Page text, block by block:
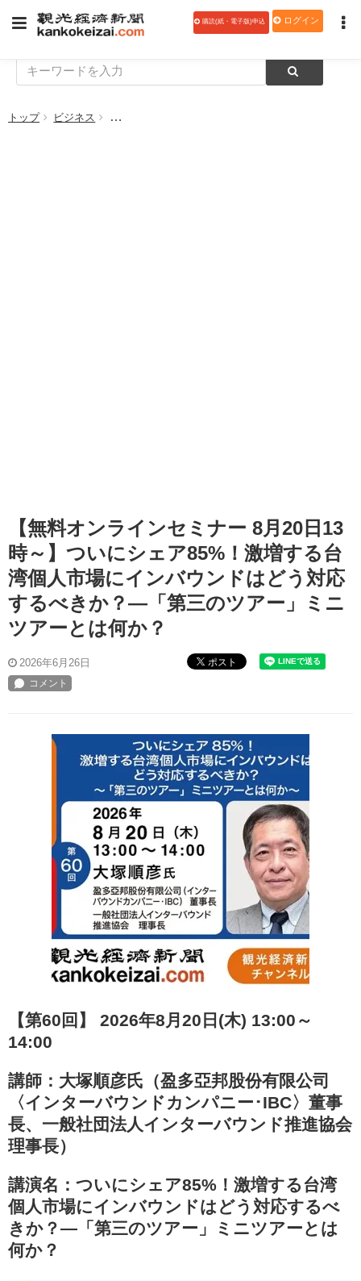
購読(紙・電子版)申込 ログイン
トップ ビジネス 【無料オンラインセミナー 8月20日13時～】つい
【無料オンラインセミナー 8月20日13
時～】ついにシェア85%！激増する台
湾個人市場にインバウンドはどう対応
するべきか？―「第三のツアー」ミニ
ツアーとは何か？
2026年6月26日 ポスト
【第60回】 2026年8月20日(木) 13:00～
14:00
講師：大塚順彦氏（盈多亞邦股份有限公司
〈インターバウンドカンパニー･IBC〉董事
長、一般社団法人インターバウンド推進協会
理事長）
講演名：ついにシェア85%！激増する台湾
個人市場にインバウンドはどう対応するべ
きか？―「第三のツアー」ミニツアーとは
何か？